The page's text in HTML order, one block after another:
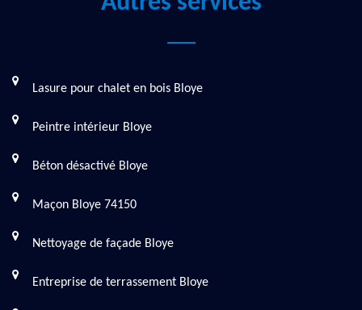
Lasure pour chalet en bois Bloye
Peintre intérieur Bloye
Béton désactivé Bloye
Maçon Bloye 74150
Nettoyage de façade Bloye
Entreprise de terrassement Bloye